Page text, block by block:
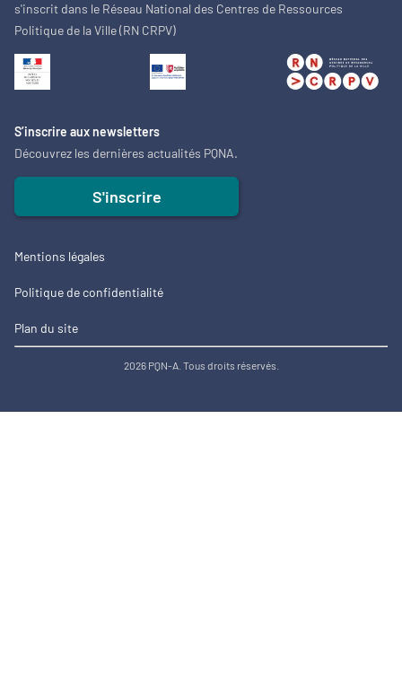
s'inscrit dans le Réseau National des Centres de Ressources
Politique de la Ville (RN CRPV)
S’inscrire aux newsletters
Découvrez les dernières actualités PQNA.
S'inscrire
Mentions légales
Politique de confidentialité
Plan du site
2026 PQN-A. Tous droits réservés.